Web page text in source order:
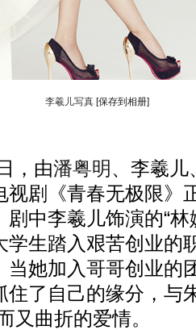
李羲儿写真 [保存到相册]
，由潘粤明 、李羲儿
视剧《青春无极限》
中李羲儿饰演的“林
学生踏入艰苦创业的
当她加入哥哥创业的
住了自己的缘分，与
又曲折的爱情。